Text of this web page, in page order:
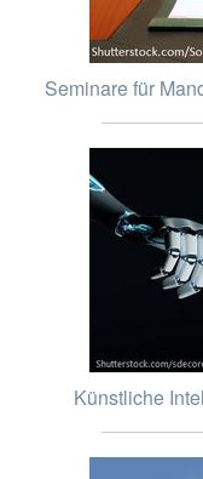
Seminare für
Künstliche